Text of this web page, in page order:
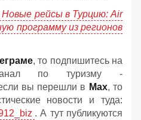
Новые рейсы в Турцию: Air
программу из регионов
, то подпишитесь на
по туризму -
вы перешли в Мах, то
новости и туда:
. А тут публикуются